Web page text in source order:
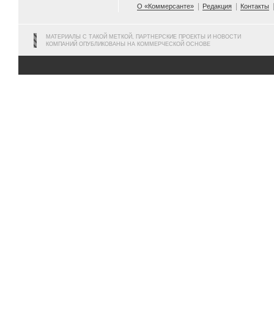
О «Коммерсанте»
Редакция Контакты
МАТЕРИАЛЫ С ТАКОЙ МЕТКОЙ, ПАРТНЕРСКИЕ ПРОЕКТЫ И НОВОСТИ
КОМПАНИЙ ОПУБЛИКОВАНЫ НА КОММЕРЧЕСКОЙ ОСНОВЕ